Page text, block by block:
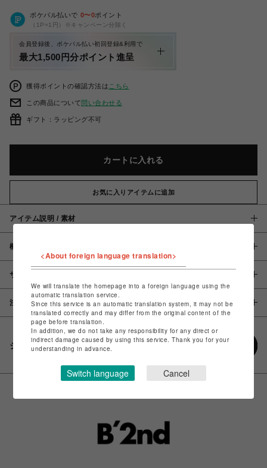
ポケパル払いで 0〜0ポイント
（1P=1円）※キャンペーン分除く
会員登録後、ポケパル払い初回登録&利用で
最大1,500円分ポイント進呈
獲得ポイントの確認方法は こちら
この商品について問い合わせる
ギフト：ラッピング不可
カートに入れる
お気に入りアイテムに追加
アイテム説明 / 素材
概要
サイズ
注意事項
シェアする
<About foreign language translation>
We will translate the homepage into a foreign language using the
automatic translation service.
Since this service is an automatic translation system, it may not be
translated correctly and may differ from the original content of the
page before translation.
In addition, we do not take any responsibility for any direct or
indirect damage caused by using this service. Thank you for your
understanding in advance.
Switch language Cancel